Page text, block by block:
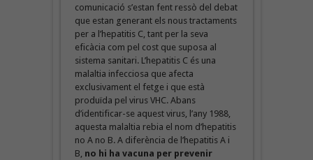
comunicació s’estan fent ressò del debat
que estan generant els nous tractaments
per a l’hepatitis C, tant per la seva
eficàcia com pel cost que suposa al
sistema sanitari. L’hepatitis C és una
malaltia infecciosa que afecta
exclusivament el fetge i que està
produïda pel virus VHC. Abans
d’identificar-se aquest virus, l’any 1988,
aquesta malaltia rebia el nom d’hepatitis
no A no B. A diferència de l’hepatitis A i
B, no hi ha vacuna per prevenir